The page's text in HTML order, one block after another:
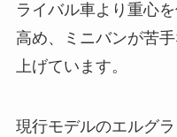
ライバル車より重心
高め、ミニバンが苦
上げています。
現行モデルのエルグ